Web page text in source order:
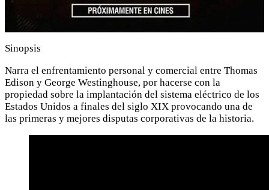
Sinopsis
Narra el enfrentamiento personal y comercial entre Thomas
Edison y George Westinghouse, por hacerse con la
propiedad sobre la implantación del sistema eléctrico de los
Estados Unidos a finales del siglo XIX provocando una de
las primeras y mejores disputas corporativas de la historia.